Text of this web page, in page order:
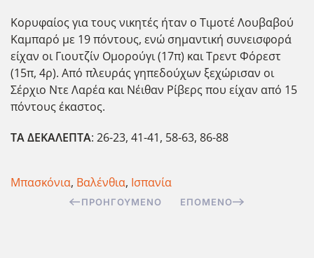
Κορυφαίος για τους νικητές ήταν ο Τιμοτέ Λουβαβού
Καμπαρό με 19 πόντους, ενώ σημαντική συνεισφορά
είχαν οι Γιουτζίν Ομορούγι (17π) και Τρεντ Φόρεστ
(15π, 4ρ). Απ΄ο πλευράς γηπεδούχων ξεχώρισαν οι
Σέρχιο Ντε Λαρέα και Νέιθαν Ρίβερς που είχαν από 15
πόντους έκαστος.
ΤΑ ΔΕΚΑΛΕΠΤΑ: 26-23, 41-41, 58-63, 86-88
Μπασκόνια, Βαλένθια, Ισπανία
ΠΡΟΗΓΟΎΜΕΝΟ ΕΠΌΜΕΝΟ